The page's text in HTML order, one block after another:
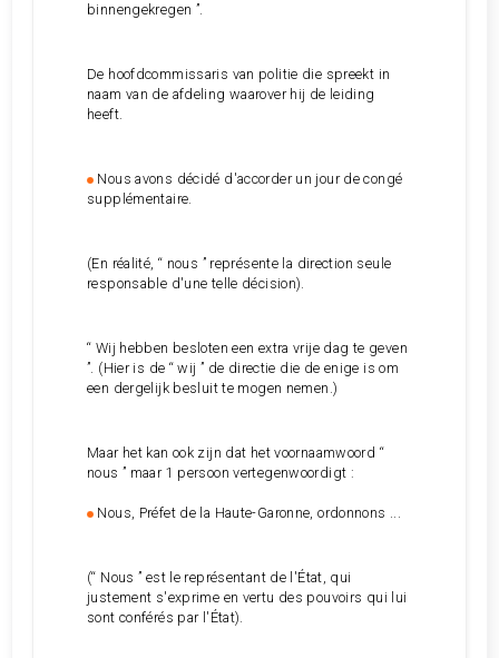
binnengekregen ”.
De hoofdcommissaris van politie die spreekt in
naam van de afdeling waarover hij de leiding
heeft.
Nous avons décidé d'accorder un jour de congé
supplémentaire.
(En réalité, “ nous ” représente la direction seule
responsable d'une telle décision).
“ Wij hebben besloten een extra vrije dag te geven
”. (Hier is de “ wij ” de directie die de enige is om
een dergelijk besluit te mogen nemen.)
Maar het kan ook zijn dat het voornaamwoord “
nous ” maar 1 persoon vertegenwoordigt :
Nous, Préfet de la Haute-Garonne, ordonnons ...
(“ Nous ” est le représentant de l'État, qui
justement s'exprime en vertu des pouvoirs qui lui
sont conférés par l'État).